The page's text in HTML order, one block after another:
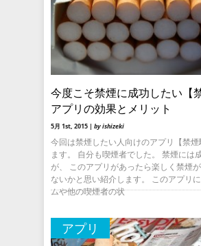
今度こそ禁煙に成功したい【
アプリの効果とメリット
5月 1st, 2015 | by ishizeki
今回は禁煙したい人向けのアプリ【禁
ます。 自分も喫煙者でした。 禁煙には
が、 このアプリがあったら楽しく禁煙
ないかと思い紹介します。 このアプリ
ムや他の喫煙者の状
アプリ